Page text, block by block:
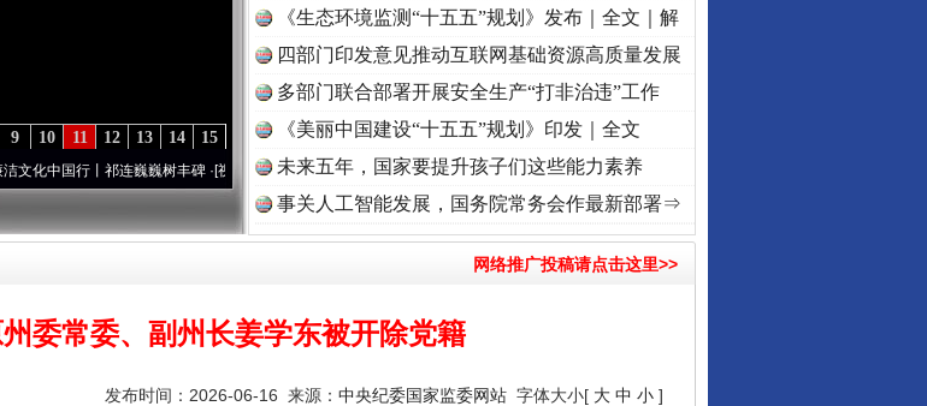
15
14
13
12
11
10
9
国行丨祁连巍巍树丰碑·[视频]微视频 | 三峡也催生？揭秘生态调度“流量密..·[视频]廉洁文化中国行 | 遵义：雄关漫道展新颜..
《生态环境监测“十五五”规划》发布｜全文｜解
读
四部门印发意见推动互联网基础资源高质量发展
多部门联合部署开展安全生产“打非治违”工作
《美丽中国建设“十五五”规划》印发｜全文
未来五年，国家要提升孩子们这些能力素养
事关人工智能发展，国务院常务会作最新部署⇒
网络推广投稿请点击这里>>
委常委、副州长姜学东被开除党籍
发布时间：2026-06-16 来源： 中央纪委国家监委网站 字体大小[ 大 中 小 ]